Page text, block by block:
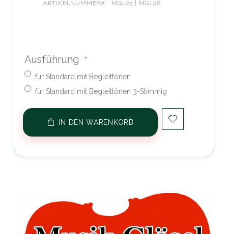
ARTIKELNUMMER MG125 | MG126
Ausführung
für Standard mit Begleittönen
für Standard mit Begleittönen 3-Stimmig
IN DEN WARENKORB